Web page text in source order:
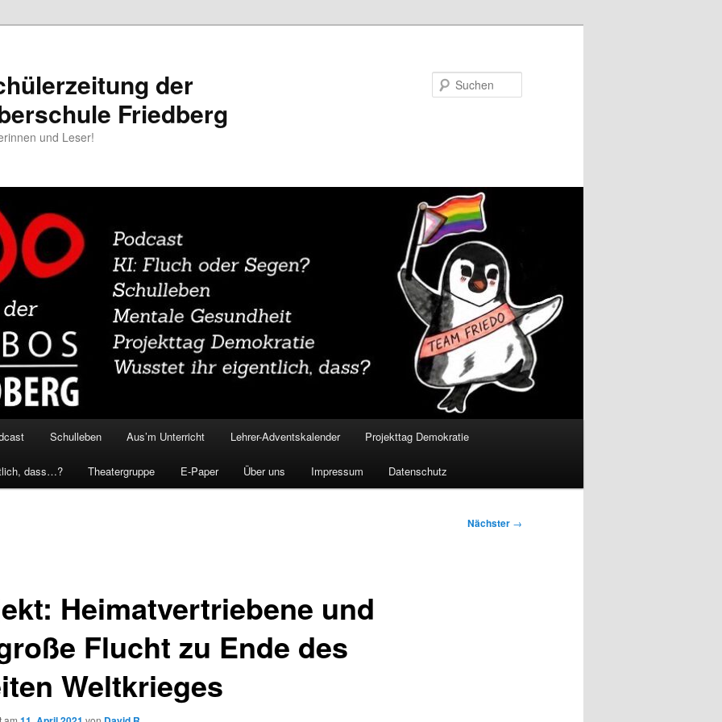
der
Friedberg
und Leser!
Schulleben Aus’m Unterricht Lehrer-Adventskalender Projekttag Demokratie
dass…? Theatergruppe E-Paper Über uns Impressum Datenschutz
Nächster →
Heimatvertriebene und
Flucht zu Ende des
Weltkrieges